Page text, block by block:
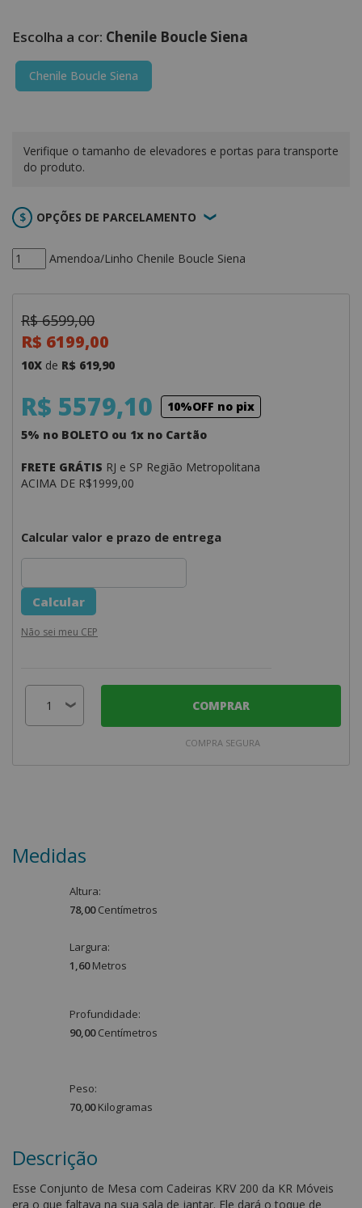
Chenile Boucle Siena
Chenile Boucle Siena
Amendoa/Linho Chenile Boucle Siena
Verifique o tamanho de elevadores e portas para transporte
do produto.
OPÇÕES DE PARCELAMENTO
R$ 6599,00
R$ 6199,00
10X de R$ 619,90
R$ 5579,10
10%OFF no pix
5% no BOLETO ou 1x no Cartão
FRETE GRÁTIS RJ e SP Região Metropolitana
ACIMA DE R$1999,00
Calcular valor e prazo de entrega
Não sei meu CEP
COMPRAR
COMPRA SEGURA
Medidas
Altura:
78,00 Centímetros
Largura:
1,60 Metros
Profundidade:
90,00 Centímetros
Peso:
70,00 Kilogramas
Descrição
Esse Conjunto de Mesa com Cadeiras KRV 200 da KR Móveis
era o que faltava na sua sala de jantar. Ele dará o toque de